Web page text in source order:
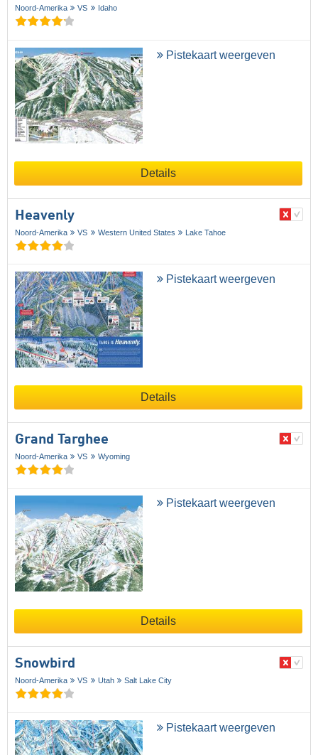
Noord-Amerika VS Idaho
Pistekaart weergeven
Details
Heavenly
Noord-Amerika VS Western United States Lake Tahoe
Pistekaart weergeven
Details
Grand Targhee
Noord-Amerika VS Wyoming
Pistekaart weergeven
Details
Snowbird
Noord-Amerika VS Utah Salt Lake City
Pistekaart weergeven